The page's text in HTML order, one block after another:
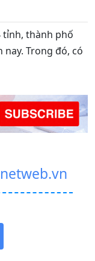
tỉnh, thành phố
nay. Trong đó, có